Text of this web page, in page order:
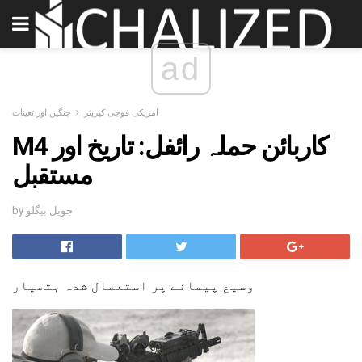
ad
امریکی فوجی کیریئر جنگیں اور تعینات
M4 کاربائن حملہ رائفل: تاریخ اور
مستقبل
by جویل بیگلو
وسیع پیمانے پر استعمال شدہ ہتھیار